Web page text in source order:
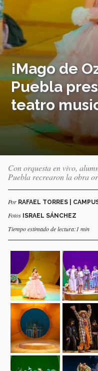
¡Mago de
Puebla
teatro
Con orquesta en vivo,
Puebla recrearon la obra
Por RAFAEL TORRES |
Fotos ISRAEL SÁNCHEZ
Tiempo estimado de lectura:1 min